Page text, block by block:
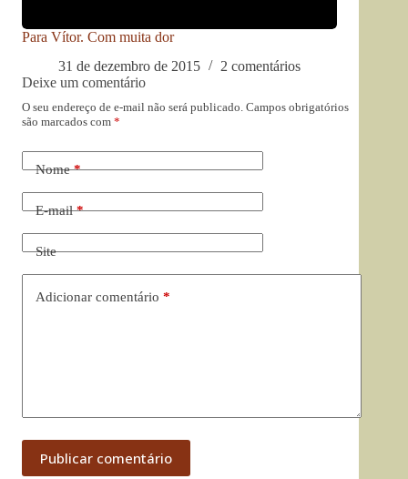
Para Vítor. Com muita dor
31 de dezembro de 2015
2 comentários
Deixe um comentário
O seu endereço de e-mail não será publicado. Campos obrigatórios
são marcados com *
Nome*
E-mail*
Site
Adicionar comentário *
Publicar comentário